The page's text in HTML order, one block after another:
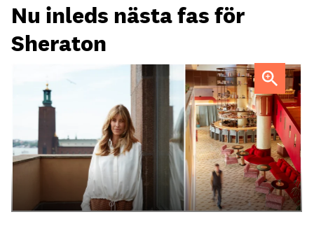
Nu inleds nästa fas för
Sheraton
Elin Roquet